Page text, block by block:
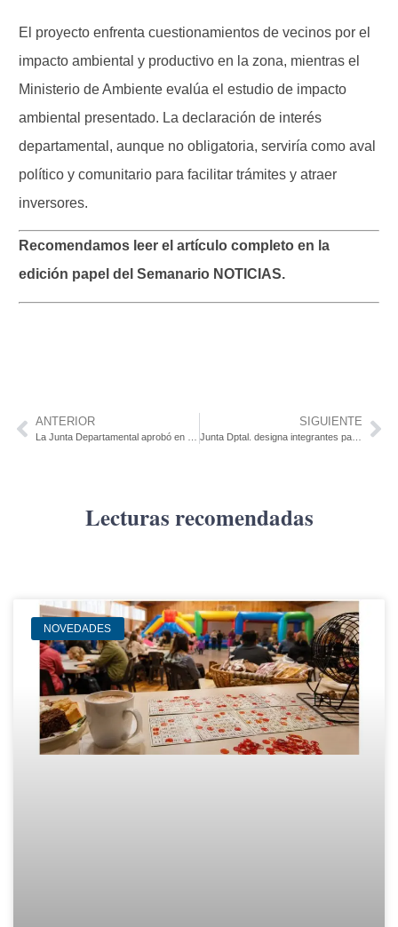
El proyecto enfrenta cuestionamientos de vecinos por el
impacto ambiental y productivo en la zona, mientras el
Ministerio de Ambiente evalúa el estudio de impacto
ambiental presentado. La declaración de interés
departamental, aunque no obligatoria, serviría como aval
político y comunitario para facilitar trámites y atraer
inversores.
Recomendamos leer el artículo completo en la
edición papel del Semanario NOTICIAS.
ANTERIOR SIGUIENTE
Junta Dptal. designa integrantes para comisión de becas
Lecturas recomendadas
NOVEDADES